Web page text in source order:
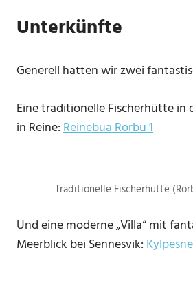
Unterkünfte
Generell hatten wir zwei
Eine traditionelle Fischerhütte in
in Reine:Reinebua Rorbu 1
Traditionelle Fischerhütte
Und eine moderne „Villa“ mit
Meerblick bei Sennesvik: